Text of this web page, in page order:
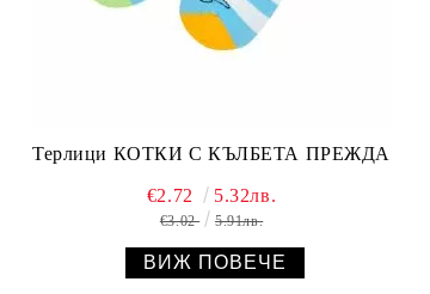
Терлици КОТКИ С КЪЛБЕТА ПРЕЖДА
€2.72 5.32лв.
€3.02 5.91лв.
ВИЖ ПОВЕЧЕ